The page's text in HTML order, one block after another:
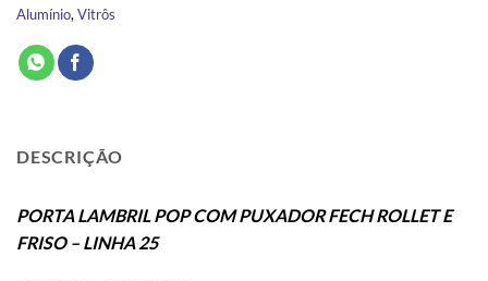
Alumínio,Vitrôs
DESCRIÇÃO
PORTA LAMBRIL POP COM PUXADOR FECH ROLLET E
FRISO – LINHA 25